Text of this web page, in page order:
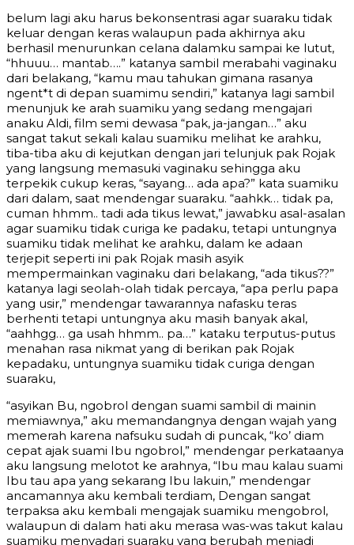
belum lagi aku harus bekonsentrasi agar suaraku tidak
keluar dengan keras walaupun pada akhirnya aku
berhasil menurunkan celana dalamku sampai ke lutut,
“hhuuu… mantab….” katanya sambil merabahi vaginaku
dari belakang, “kamu mau tahukan gimana rasanya
ngent*t di depan suamimu sendiri,” katanya lagi sambil
menunjuk ke arah suamiku yang sedang mengajari
anaku Aldi, film semi dewasa “pak, ja-jangan…” aku
sangat takut sekali kalau suamiku melihat ke arahku,
tiba-tiba aku di kejutkan dengan jari telunjuk pak Rojak
yang langsung memasuki vaginaku sehingga aku
terpekik cukup keras, “sayang… ada apa?” kata suamiku
dari dalam, saat mendengar suaraku. “aahkk… tidak pa,
cuman hhmm.. tadi ada tikus lewat,” jawabku asal-asalan
agar suamiku tidak curiga ke padaku, tetapi untungnya
suamiku tidak melihat ke arahku, dalam ke adaan
terjepit seperti ini pak Rojak masih asyik
mempermainkan vaginaku dari belakang, “ada tikus??”
katanya lagi seolah-olah tidak percaya, “apa perlu papa
yang usir,” mendengar tawarannya nafasku teras
berhenti tetapi untungnya aku masih banyak akal,
“aahhgg… ga usah hhmm.. pa…” kataku terputus-putus
menahan rasa nikmat yang di berikan pak Rojak
kepadaku, untungnya suamiku tidak curiga dengan
suaraku,
“asyikan Bu, ngobrol dengan suami sambil di mainin
memiawnya,” aku memandangnya dengan wajah yang
memerah karena nafsuku sudah di puncak, “ko’ diam
cepat ajak suami Ibu ngobrol,” mendengar perkataanya
aku langsung melotot ke arahnya, “Ibu mau kalau suami
Ibu tau apa yang sekarang Ibu lakuin,” mendengar
ancamannya aku kembali terdiam, Dengan sangat
terpaksa aku kembali mengajak suamiku mengobrol,
walaupun di dalam hati aku merasa was-was takut kalau
suamiku menyadari suaraku yang berubah menjadi